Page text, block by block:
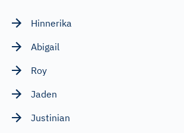
Hinnerika
Abigail
Roy
Jaden
Justinian